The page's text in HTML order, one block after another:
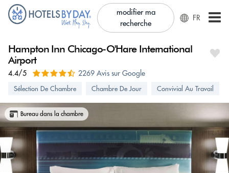
modifier ma
recherche
FR
Hampton Inn Chicago-O'Hare International
Airport
4.4/5 2269 Avis sur Google
Sélection De Chambre Chambre De Jour Convivial Au Travail
Bureau dans la chambre